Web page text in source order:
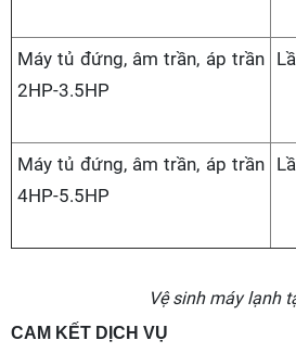
Máy tủ đứng, âm trần, áp trần
2HP-3.5HP
Máy tủ đứng, âm trần, áp trần
4HP-5.5HP
Vệ sinh máy lạnh
CAM KẾT DỊCH VỤ